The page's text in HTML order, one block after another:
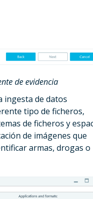
de evidencia
ingesta de datos
tipo de ficheros,
de ficheros y
de imágenes que
armas, drogas o